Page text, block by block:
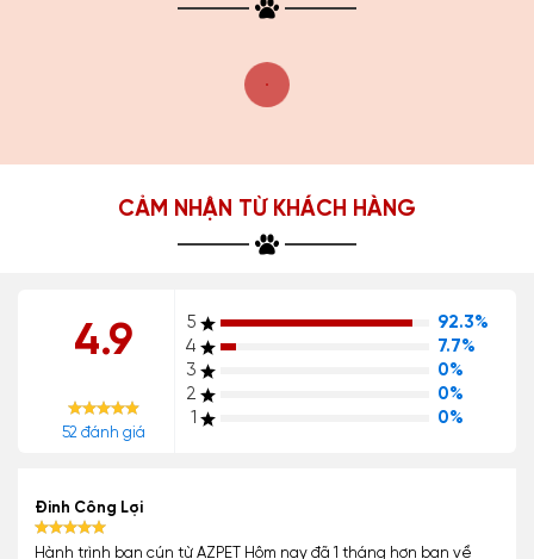
CẢM NHẬN TỪ KHÁCH HÀNG
4.9
52 đánh giá
5
92.3%
4
7.7%
3
0%
2
0%
1
0%
Đinh Công Lợi
Hành trình bạn cún từ AZPET Hôm nay đã 1 tháng hơn bạn về